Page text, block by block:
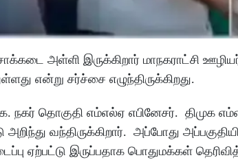
அள்ளி இருக்கிறார் மாநகராட்சி
என்று சர்ச்சை எழுந்திருக்கிறது.
தொகுதி எம்எல்ஏ எபினேசர். திமுக
அறிந்து வந்திருக்கிறார். அப்போது
ஏற்பட்டு இருப்பதாக பொதுமக்கள்